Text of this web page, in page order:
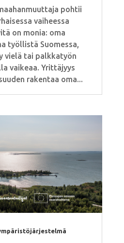
pohtii
vaiheessa
on monia: oma
työllistä Suomessa,
vielä tai palkkatyön
vaikeaa. Yrittäjyys
rakentaa oma...